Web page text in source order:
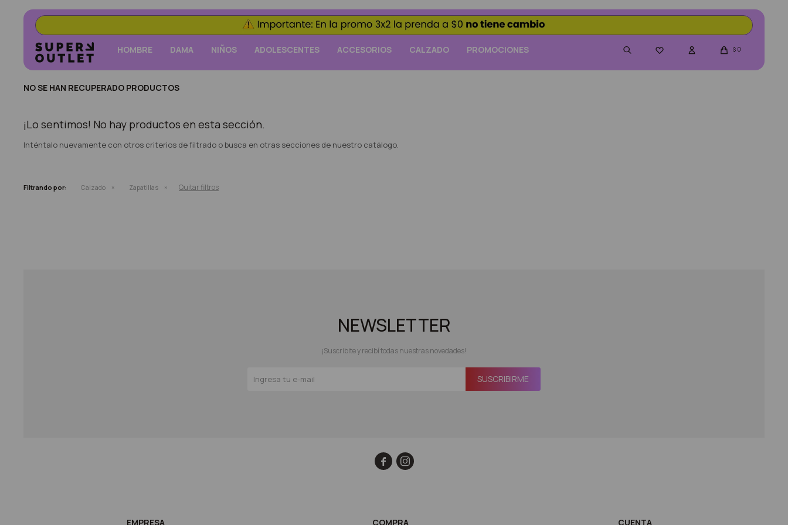
HOMBRE DAMA NIÑOS ADOLESCENTES ACCESORIOS CALZADO PROMOCIONES  $ 0
NO SE HAN RECUPERADO PRODUCTOS
¡Lo sentimos! No hay productos en esta sección.
Inténtalo nuevamente con otros criterios de filtrado o busca en otras secciones de nuestro catálogo.
Filtrando por: Calzado Zapatillas Quitar filtros
EMPRESA COMPRA CUENTA
NEWSLETTER
¡Suscribite y recibí todas nuestras novedades!
SUSCRIBIRME
 